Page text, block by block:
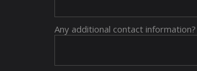
Any additional contact information?